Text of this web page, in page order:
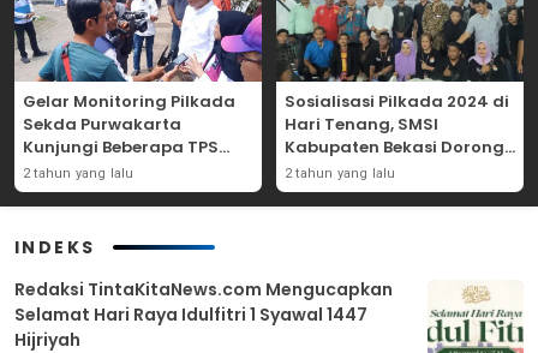
Gelar Monitoring Pilkada
Sekda Purwakarta
Kunjungi Beberapa TPS
Yang Ada Di Purwakarta
2 tahun yang lalu
Sosialisasi Pilkada 2024 di
Hari Tenang, SMSI
Kabupaten Bekasi Dorong
Angka Partisipasi
Masyarakat
2 tahun yang lalu
INDEKS
Redaksi TintaKitaNews.com Mengucapkan
Selamat Hari Raya Idulfitri 1 Syawal 1447
Hijriyah